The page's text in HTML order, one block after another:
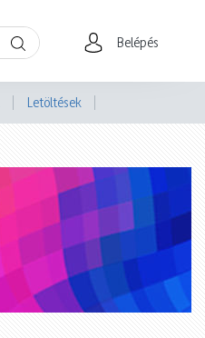
Belépés
Letöltések